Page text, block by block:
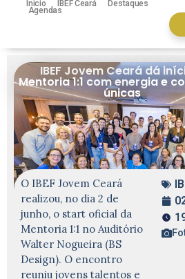
Inicio IBEF Ceará Destaques
Agendas
IBEF Jovem Ceará dá
Mentoria 1:1 com energia e
únicas
O IBEF Jovem Ceará
realizou, no dia 2 de
junho, o start oficial da
Mentoria 1:1 no Auditório
Walter Nogueira (BS
Design). O encontro
reuniu jovens talentos e